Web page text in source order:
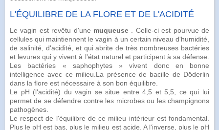
L'ÉQUILIBRE DE LA FLORE ET DE L'ACIDITÉ
Le vagin est revêtu d'une muqueuse . Celle-ci est pourvue de
cellules qui maintiennent le vagin à un certain niveau d'humidité,
de salinité, d'acidité, et qui abrite de très nombreuses bactéries
et levures qui y vivent à l'état naturel et participent à sa défense
Les bactéries « saphophytes » vivent donc en bonne
intelligence avec ce milieu.La présence de bacille de Döderlin
dans la flore est nécessaire à son bon équilibre.
Le pH (l'acidité) du vagin se situe entre 4,5 et 5,5, ce qui lui
permet de se défendre contre les microbesou leschampignons
pathogènes.
Le respect de l'équilibre de ce milieu intérieur est fondamental.
Plus le pH est bas, plus le milieu est acide. A l'inverse, plus le pH